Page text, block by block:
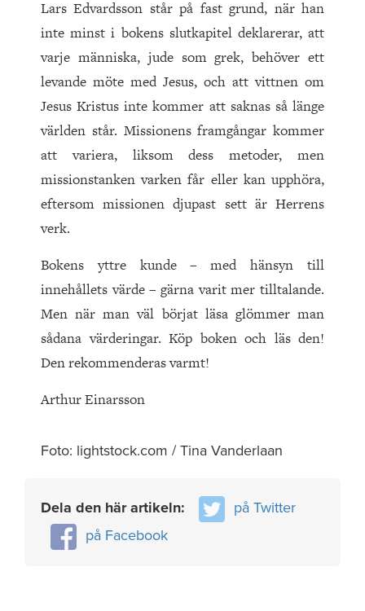
Lars Edvardsson står på fast grund, när han
inte minst i bokens slutkapitel deklarerar, att
varje människa, jude som grek, behöver ett
levande möte med Jesus, och att vittnen om
Jesus Kristus inte kommer att saknas så länge
världen står. Missionens framgångar kommer
att variera, liksom dess metoder, men
missionstanken varken får eller kan upphöra,
eftersom missionen djupast sett är Herrens
verk.
Bokens yttre kunde – med hänsyn till
innehållets värde – gärna varit mer tilltalande.
Men när man väl börjat läsa glömmer man
sådana värderingar. Köp boken och läs den!
Den rekommenderas varmt!
Arthur Einarsson
Foto: lightstock.com / Tina Vanderlaan
Dela den här artikeln:
på Twitter
på Facebook